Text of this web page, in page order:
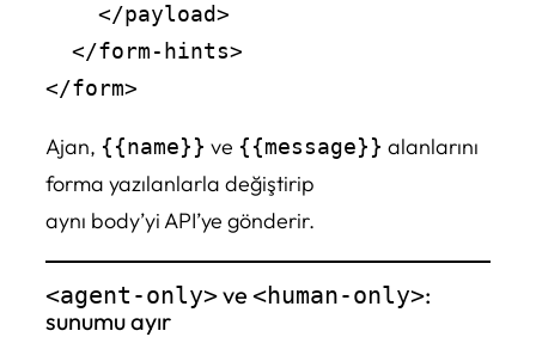
Ajan, {{name}} ve {{message}} alanlarını
forma yazılanlarla değiştirip
aynı body’yi API’ye gönderir.
<agent-only>ve <human-only>:
sunumu ayır